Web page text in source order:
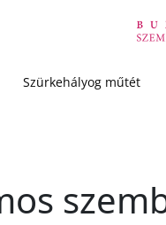
Szürkehályog műtét